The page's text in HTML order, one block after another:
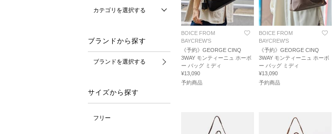
カテゴリを選択する
ブランドから探す
ブランドを選択する
サイズから探す
フリー
BOICE FROM
BAYCREW'S
《予約》GEORGE CINQ
3WAY モンティーニュ ホーボ
ー バッグ ミディ
¥13,090
予約商品
BOICE FROM
BAYCREW'S
《予約》GEORGE CINQ
3WAY モンティーニュ ホーボ
ー バッグ ミディ
¥13,090
予約商品